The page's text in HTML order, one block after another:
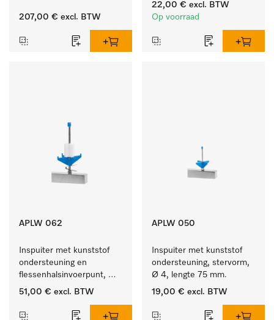
207,00 € excl. BTW
22,00 € excl. BTW
Op voorraad
APLW 062
Inspuiter met kunststof
ondersteuning en
flessenhalsinvoerpunt,
ster, Ø 6, lengte 135 mm.
51,00 € excl. BTW
APLW 050
Inspuiter met kunststof
ondersteuning, stervorm,
Ø 4, lengte 75 mm.
19,00 € excl. BTW